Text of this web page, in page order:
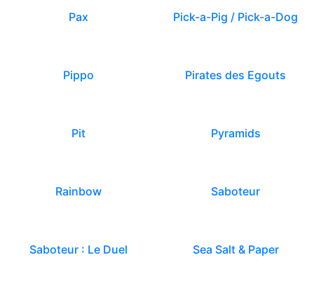
Pax Pick-a-Pig / Pick-a-Dog
Pippo Pirates des Egouts
Pit Pyramids
Rainbow Saboteur
Saboteur : Le Duel Sea Salt & Paper